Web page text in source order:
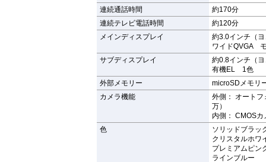
連続通話時間
約170分
連続テレビ電話時間
約120分
メインディスプレイ
約3.0インチ（
ワイドQVGA
サブディスプレイ
約0.8インチ（
有機EL 1色
外部メモリー
microSDメモリ
カメラ機能
外側： オート
万）
内側： CMOS
色
ソリッドブラッ
クリスタルホワ
プレミアムピン
ラインブルー